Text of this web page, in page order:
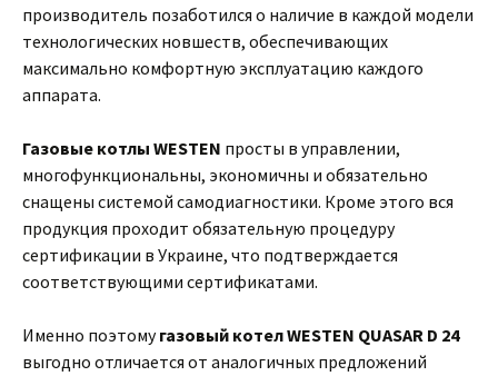
производитель позаботился о наличие в каждой модели
технологических новшеств, обеспечивающих
максимально комфортную эксплуатацию каждого
аппарата.
Газовые котлы WESTEN просты в управлении,
многофункциональны, экономичны и обязательно
снащены системой самодиагностики. Кроме этого вся
продукция проходит обязательную процедуру
сертификации в Украине, что подтверждается
соответствующими сертификатами.
Именно поэтомугазовый котел WESTEN QUASAR D 24
выгодно отличается от аналогичных предложений